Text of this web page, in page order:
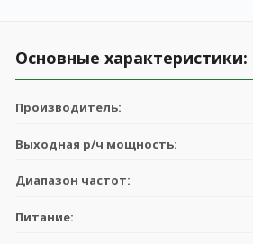
Основные характеристики:
Производитель:
Выходная р/ч мощность:
Диапазон частот:
Питание: